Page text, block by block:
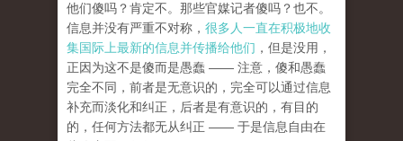
他们傻吗？肯定不。那些官媒记者傻吗？也不。
信息并没有严重不对称， 很多人一直在积极地收
集国际上最新的信息并传播给他们 ，但是没用，
正因为这不是傻而是愚蠢 —— 注意，傻和愚蠢
完全不同，前者是无意识的，完全可以通过信息
补充而淡化和纠正，后者是有意识的，有目的
的，任何方法都无从纠正 —— 于是信息自由在